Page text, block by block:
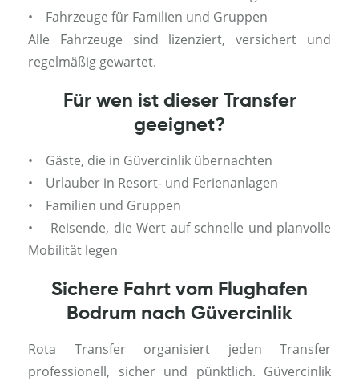
• Fahrzeuge für Familien und Gruppen
Alle Fahrzeuge sind lizenziert, versichert und
regelmäßig gewartet.
Für wen ist dieser Transfer
geeignet?
• Gäste, die in Güvercinlik übernachten
• Urlauber in Resort- und Ferienanlagen
• Familien und Gruppen
• Reisende, die Wert auf schnelle und planvolle
Mobilität legen
Sichere Fahrt vom Flughafen
Bodrum nach Güvercinlik
Rota Transfer organisiert jeden Transfer
professionell, sicher und pünktlich. Güvercinlik